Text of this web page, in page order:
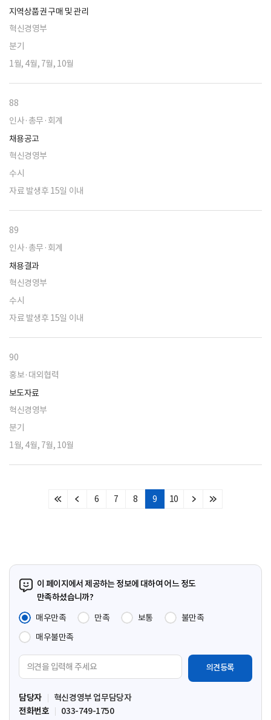
지역상품권 구매 및 관리
혁신경영부
분기
1월, 4월, 7월, 10월
88
인사·총무·회계
채용공고
혁신경영부
수시
자료 발생후 15일 이내
89
인사·총무·회계
채용결과
혁신경영부
수시
자료 발생후 15일 이내
90
홍보·대외협력
보도자료
혁신경영부
분기
1월, 4월, 7월, 10월
처
이
6 7 8 9 10
다
마
이 페이지에서 제공하는 정보에 대하여 어느 정도
만족하셨습니까?
매우만족
만족 보통
불만족
매우불만족
견
입
력
담당자
혁신경영부 업무담당자
전화번호
033-749-1750